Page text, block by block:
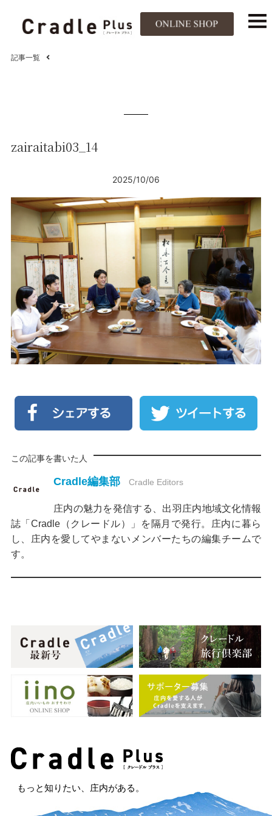
記事一覧
zairaitabi03_14
2025/10/06
この記事を書いた人
Cradle編集部 Cradle Editors
庄内の魅力を発信する、出羽庄内地域文化情報
誌「Cradle（クレードル）」を隔月で発行。庄内に暮ら
し、庄内を愛してやまないメンバーたちの編集チームで
す。
もっと知りたい、庄内がある。